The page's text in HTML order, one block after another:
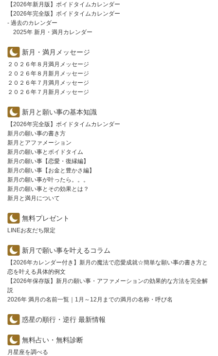
【2026年新月版】ボイドタイムカレンダー
【2026年完全版】ボイドタイムカレンダー
- 過去のカレンダー
2025年 新月・満月カレンダー
新月・満月メッセージ
２０２６年８月満月メッセージ
２０２６年８月新月メッセージ
２０２６年７月満月メッセージ
２０２６年７月新月メッセージ
新月と願い事の基本知識
【2026年完全版】ボイドタイムカレンダー
新月の願い事の書き方
新月とアファメーション
新月の願い事とボイドタイム
新月の願い事【恋愛・復縁編】
新月の願い事【お金と豊かさ編】
新月の願い事が叶ったら。。。
新月の願い事とその効果とは？
新月と満月について
無料プレゼント
LINEお友だち限定
新月で願い事を叶えるコラム
【2026年カレンダー付き】新月の魔法で恋愛成就☆簡単な願い事の書き方と
恋を叶える具体的例文
【2026年保存版】新月の願い事・アファメーションの効果的な方法を完全解
説
2026年 満月の名前一覧｜1月～12月までの満月の名称・呼び名
惑星の順行・逆行 最新情報
無料占い・無料診断
月星座を調べる